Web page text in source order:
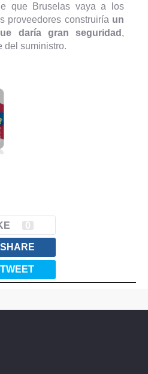
que Bruselas vaya a los
proveedores construiría un
daría gran seguridad ,
del suministro.
0
SHARE
TWEET